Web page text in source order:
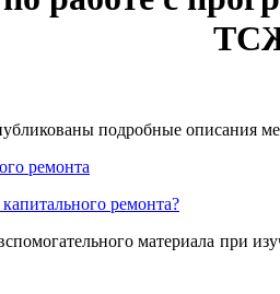
подробные описания
ремонта
ремонта?
материала при